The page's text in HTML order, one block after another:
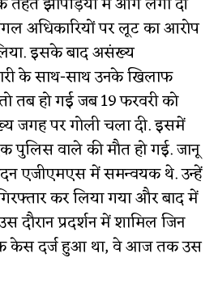
अधिकारियों पर लूट का आरोप
इसके बाद असंख्य
के साथ-साथ उनके खिलाफ
तब हो गई जब 19 फरवरी को
जगह पर गोली चला दी. इसमें
पुलिस वाले की मौत हो गई. जानू
एजीएमएस में समन्वयक थे. उन्हें
कर लिया गया और बाद में
दौरान प्रदर्शन में शामिल जिन
केस दर्ज हुआ था, वे आज तक उस